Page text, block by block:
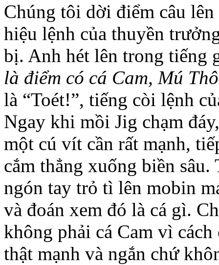
Chúng tôi dời điểm câu
hiệu lệnh của thuyền
bị. Anh hét lên trong tiếng
là điểm có cá Cam, Mú
là “Toét!”, tiếng còi lệnh
Ngay khi mồi Jig chạm
một cú vít cần rất mạnh,
cắm thẳng xuống biền
ngón tay trỏ tì lên mobin
và đoán xem đó là cá gì.
không phải cá Cam vì
thật mạnh và ngắn chứ